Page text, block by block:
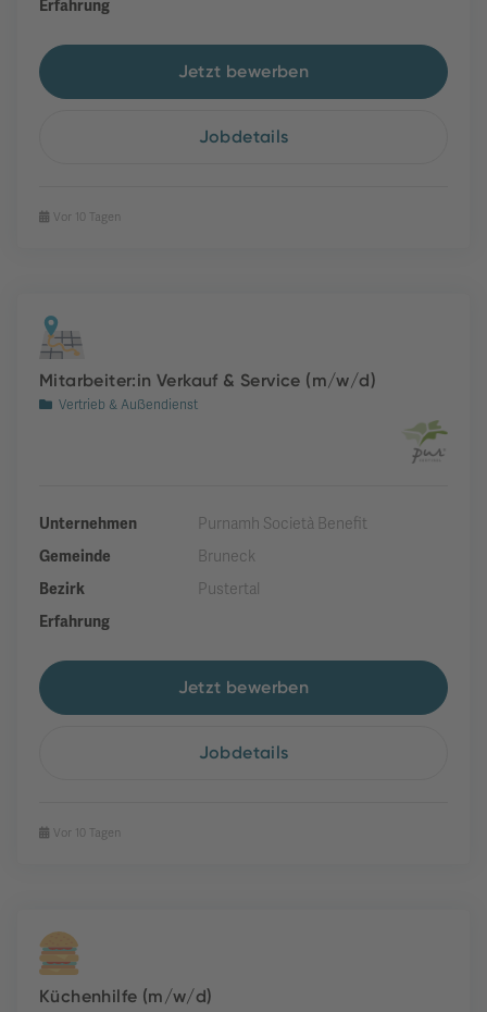
Erfahrung
Jetzt bewerben
Jobdetails
Vor 10 Tagen
Mitarbeiter:in Verkauf & Service (m/w/d)
Vertrieb & Außendienst
Unternehmen
Purnamh Società Benefit
Gemeinde
Bruneck
Bezirk
Pustertal
Erfahrung
Jetzt bewerben
Jobdetails
Vor 10 Tagen
Küchenhilfe (m/w/d)